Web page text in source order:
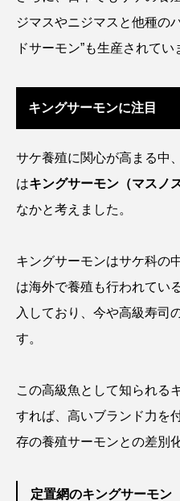
カタボシイワシ カツオ
カブトエビ カブトク
カレイ カワウソ
キジハタ キス
キビナゴ キュウリエソ
クサガメ クジラ
クモギンポ クラゲ
ジマスやニジマスと他種の
ドサーモン”も生産されてい
キングサーモンに注目
サケ養殖に関心が高まる中
はキングサーモン（マスノ
なかと考えました。
キングサーモンはサケ科の
は海外で養殖も行われてい
入しており、今や高級寿司
す。
この高級魚として知られる
すれば、高いブランド力を
存の養殖サーモンとの差別
定置網のキングサーモン